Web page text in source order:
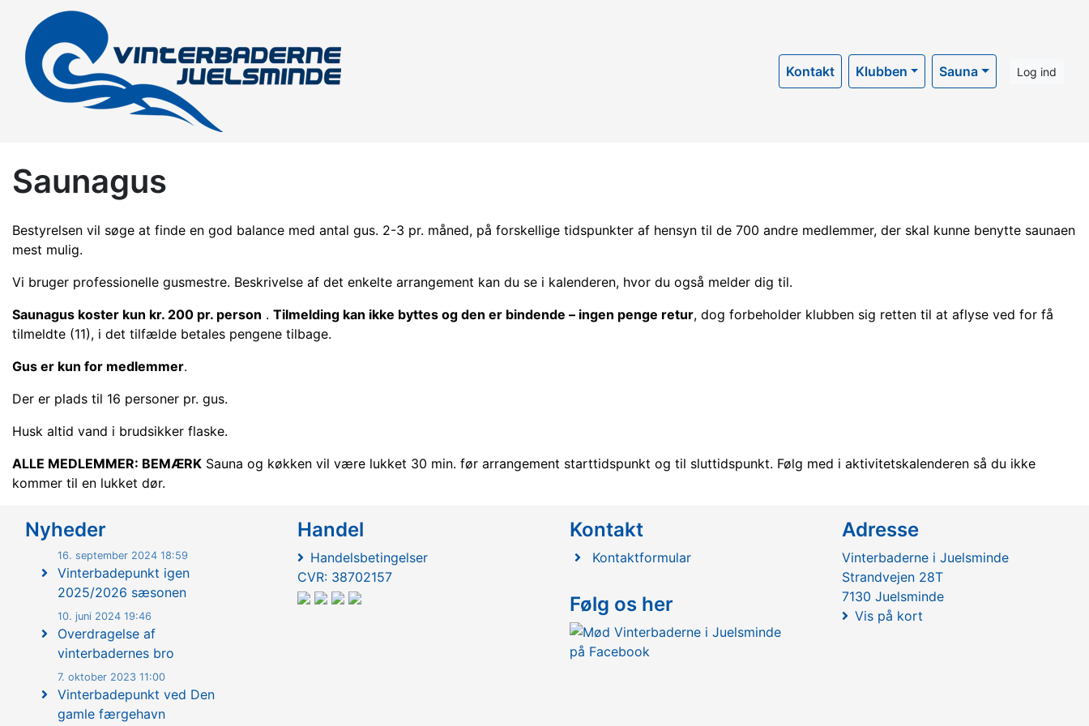
Kontakt Klubben Sauna Log ind
Saunagus
Bestyrelsen vil søge at finde en god balance med antal gus. 2-3 pr. måned, på forskellige tidspunkter af hensyn til de 700 andre medlemmer, der skal kunne benytte saunaen
mest mulig.
Vi bruger professionelle gusmestre. Beskrivelse af det enkelte arrangement kan du se i kalenderen, hvor du også melder dig til.
Saunagus koster kun kr. 200 pr. person . Tilmelding kan ikke byttes og den er bindende – ingen penge retur, dog forbeholder klubben sig retten til at aflyse ved for få
tilmeldte (11), i det tilfælde betales pengene tilbage.
Gus er kun for medlemmer.
Der er plads til 16 personer pr. gus.
Husk altid vand i brudsikker flaske.
ALLE MEDLEMMER: BEMÆRK Sauna og køkken vil være lukket 30 min. før arrangement starttidspunkt og til sluttidspunkt. Følg med i aktivitetskalenderen så du ikke
kommer til en lukket dør.
Nyheder
16. september 2024 18:59
Vinterbadepunkt igen
2025/2026 sæsonen
10. juni 2024 19:46
Overdragelse af
vinterbadernes bro
7. oktober 2023 11:00
Vinterbadepunkt ved Den
gamle færgehavn
Handel
Handelsbetingelser
CVR: 38702157
Kontakt
Kontaktformular
Følg os her
Adresse
Vinterbaderne i Juelsminde
Strandvejen 28T
7130 Juelsminde
Vis på kort